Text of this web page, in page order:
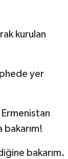
kurulan
yer
bakarım!
bakarım.